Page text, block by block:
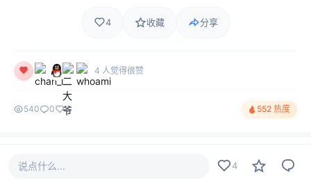
4 收藏 分享
4 人觉得很赞
540 0 4 552 热度
热门 只看作者
说点什么... 4